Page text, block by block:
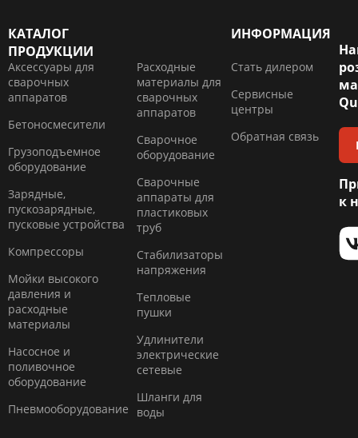
КАТАЛОГ
ПРОДУКЦИИ
Аксессуары для
сварочных
аппаратов
Бетоносмесители
Грузоподъемное
оборудование
Зарядные,
пускозарядные,
пусковые устройства
Компресcоры
Мойки высокого
давления и
расходные
материалы
Насосное и
поливочное
оборудование
Пневмооборудование
Расходные
материалы для
сварочных
аппаратов
Сварочное
оборудование
Сварочные
аппараты для
пластиковых
труб
Стабилизаторы
напряжения
Тепловые
пушки
Удлинители
электрические
сетевые
Шланги для
воды
ИНФОРМАЦИЯ
Стать дилером
Сервисные
центры
Обратная связь
к